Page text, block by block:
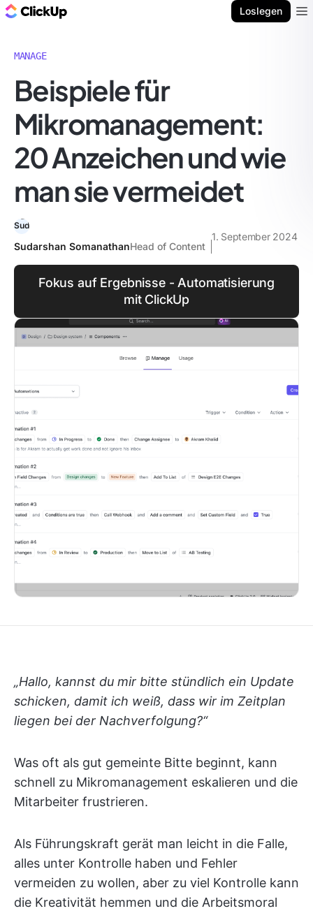
Loslegen
MANAGE
Beispiele für
Mikromanagement:
20 Anzeichen und wie
man sie vermeidet
Sudarshan SomanathanHead of Content
1. September 2024
Fokus auf Ergebnisse - Automatisierung
mit ClickUp
„Hallo, kannst du mir bitte stündlich ein Update
schicken, damit ich weiß, dass wir im Zeitplan
liegen bei der Nachverfolgung?“
Was oft als gut gemeinte Bitte beginnt, kann
schnell zu Mikromanagement eskalieren und die
Mitarbeiter frustrieren.
Als Führungskraft gerät man leicht in die Falle,
alles unter Kontrolle haben und Fehler
vermeiden zu wollen, aber zu viel Kontrolle kann
die Kreativität hemmen und die Arbeitsmoral